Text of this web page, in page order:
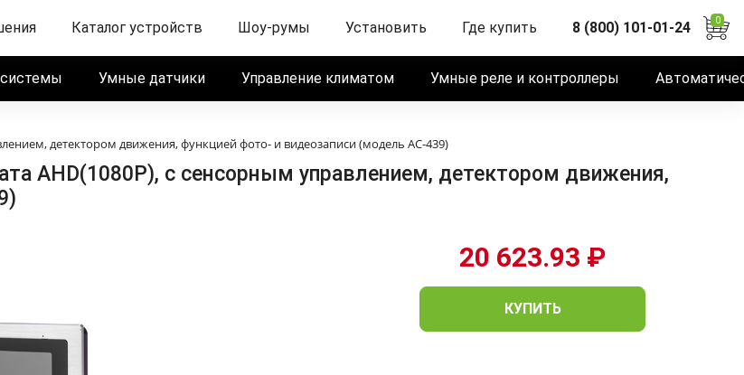
Каталог устройств Шоу-румы Установить Где купить 8 (800) 101-01-24 0
Умные датчики Управление климатом Умные реле и контроллеры
детектором движения, функцией фото- и видеозаписи (модель AC-439)
AHD(1080P), с сенсорным управлением, детектором движения,
20 623.93 ₽
КУПИТЬ